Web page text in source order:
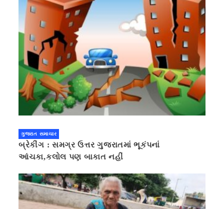
ગુજરાત સમાચાર
બ્રેકીંગ : સમગ્ર ઉત્તર ગુજરાતમાં ભૂકંપનાં
આંચકા,કલોલ પણ બાકાત નહીં